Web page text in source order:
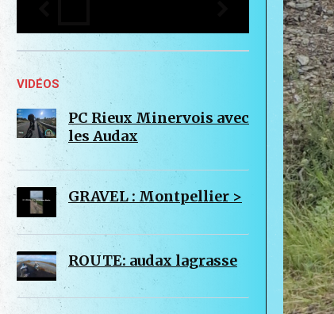
VIDÉOS
PC Rieux Minervois avec
les Audax
GRAVEL : Montpellier >
ROUTE: audax lagrasse